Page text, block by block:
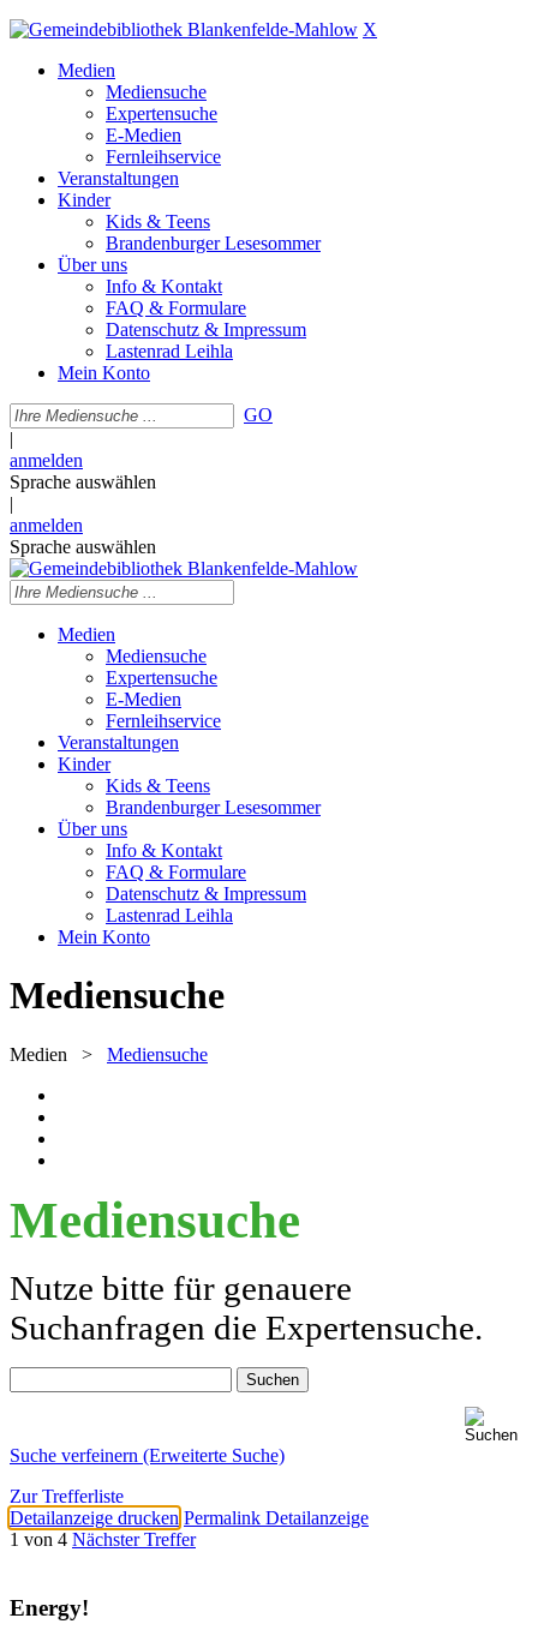
X
Medien
Mediensuche
Expertensuche
E-Medien
Fernleihservice
Veranstaltungen
Kinder
Kids & Teens
Brandenburger Lesesommer
Über uns
Info & Kontakt
FAQ & Formulare
Datenschutz & Impressum
Lastenrad Leihla
Mein Konto
GO
|
anmelden
Sprache auswählen
|
anmelden
Sprache auswählen
Medien
Mediensuche
Expertensuche
E-Medien
Fernleihservice
Veranstaltungen
Kinder
Kids & Teens
Brandenburger Lesesommer
Über uns
Info & Kontakt
FAQ & Formulare
Datenschutz & Impressum
Lastenrad Leihla
Mein Konto
Mediensuche
Medien > Mediensuche
Mediensuche
Nutze bitte für genauere
Suchanfragen die Expertensuche.
Suche verfeinern (Erweiterte Suche)
Zur Trefferliste
Detailanzeige drucken Permalink Detailanzeige
1 von 4 Nächster Treffer
Energy!